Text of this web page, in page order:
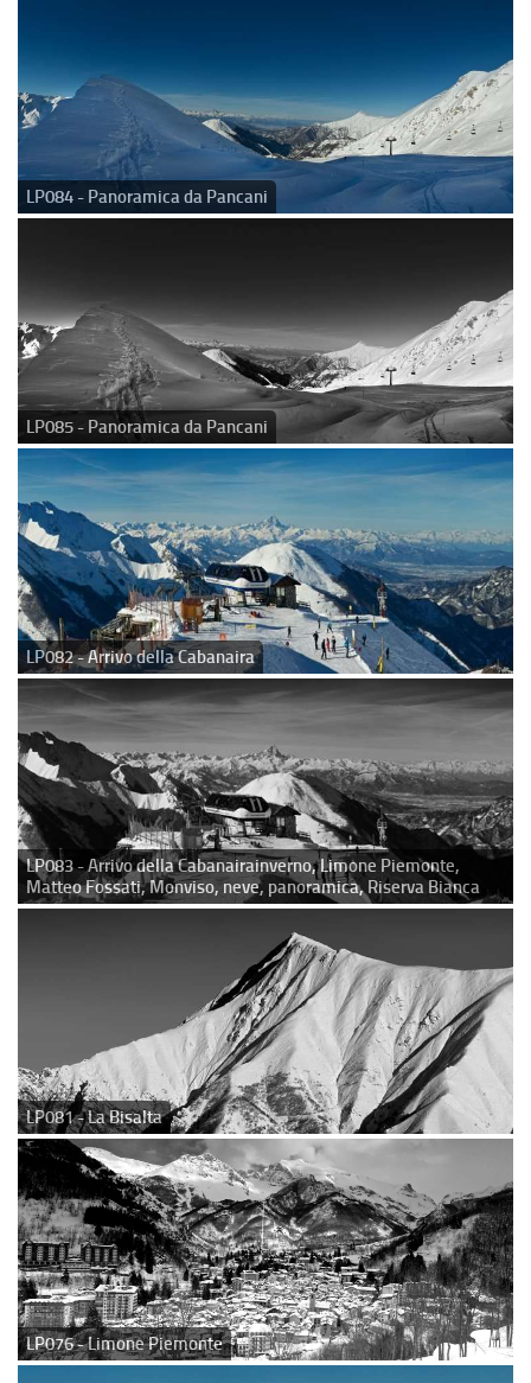
LP084 - Panoramica da Pancani
LP085 - Panoramica da Pancani
LP082 - Arrivo della Cabanaira
LP083 - Arrivo della Cabanairainverno, Limone Piemonte,
Matteo Fossati, Monviso, neve, panoramica, Riserva Bianca
LP081 - La Bisalta
LP076 - Limone Piemonte